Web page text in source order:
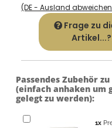
(DE - Ausland
Frage zu
Passendes Zubehör
(einfach anhaken um
gelegt zu werden):
1x